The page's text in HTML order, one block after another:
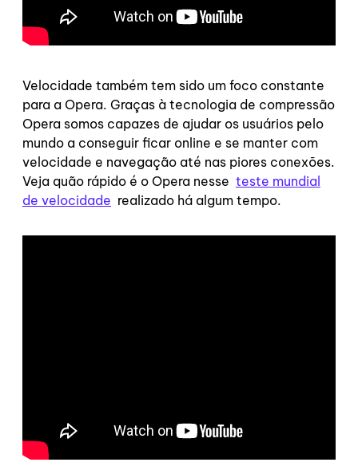
Velocidade também tem sido um foco constante
para a Opera. Graças à tecnologia de compressão
Opera somos capazes de ajudar os usuários pelo
mundo a conseguir ficar online e se manter com
velocidade e navegação até nas piores conexões.
Veja quão rápido é o Opera nesse teste mundial
de velocidade realizado há algum tempo.